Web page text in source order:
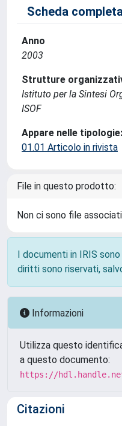
Scheda
Anno
2003
Strutture
Istituto per la Sintesi
ISOF
Appare nelle tipologie:
01.01 Articolo in rivista
File in questo prodotto:
Non ci sono file
I documenti in IRIS
diritti sono riservati,
Informazioni
Utilizza questo
a questo documento:
https://
Citazioni